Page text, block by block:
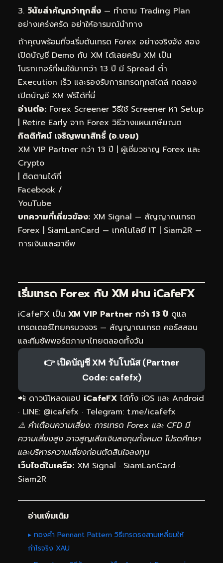
วินัยสำคัญกว่าทุกสิ่ง — ทำตาม Trading Plan
อย่างเคร่งครัด อย่าให้อารมณ์นำทาง
ถ้าคุณพร้อมที่จะเริ่มต้นเทรด Forex อย่างจริงจัง ลอง
เปิดบัญชี Demo กับ XM ได้เลยครับ XM เป็น
โบรกเกอร์ที่ผมใช้มากว่า 13 ปี มี Spread ต่ำ
Execution เร็ว และรองรับการเทรดทุกสไตล์ ทดลอง
เปิดบัญชี XM ฟรีได้ที่นี่
อ่านต่อ: Forex Screener วิธีใช้ Screener หา Setup
| Retire Early จาก Forex วิธีวางแผนเกษียณด
กิตติทัศน์ เจริญพนาสิทธิ์ (อ.บอม)
XM VIP Partner กว่า 13 ปี | ผู้เชี่ยวชาญ Forex และ
Crypto
| ติดตามได้ที่
Facebook /
YouTube
บทความที่เกี่ยวข้อง: XM Signal — สัญญาณเทรด
Forex | SiamLanCard — เทคโนโลยี IT | Siam2R —
การเงินและอาชีพ
เริ่มเทรด Forex กับ XM ผ่าน iCafeFX
iCafeFX เป็น XM VIP Partner กว่า 13 ปี ดูแล
เทรดเดอร์ไทยครบวงจร — สัญญาณเทรด คอร์สสอน
และทีมซัพพอร์ตภาษาไทยตลอดทั้งวัน
👉 เปิดบัญชี XM รับโบนัส (Partner
Code: cafefx)
📲 ดาวน์โหลดแอป iCafeFX ได้ทั้ง iOS และ Android
· LINE: @icafefx · Telegram: t.me/icafefx
⚠️ คำเตือนความเสี่ยง: การเทรด Forex และ CFD มี
ความเสี่ยงสูง อาจสูญเสียเงินลงทุนทั้งหมด โปรดศึกษา
และบริหารความเสี่ยงก่อนตัดสินใจลงทุน
เว็บไซต์ในเครือ: XM Signal · SiamLanCard ·
Siam2R
อ่านเพิ่มเติม
▸ ทองคำ Pennant Pattern วิธีเทรดธงสามเหลี่ยมให้
กำไรจริง XAU